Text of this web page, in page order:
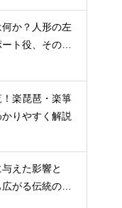
か？人形の左
ト役、その役
楽琵琶・楽箏
りやすく解説
えた影響と
がる伝統の足